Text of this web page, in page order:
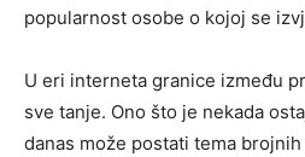
popularnost osobe o kojoj se
U eri interneta granice između
sve tanje. Ono što je nekada
danas može postati tema